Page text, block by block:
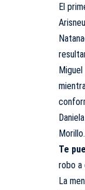
El
Morillo.
Te
robo a
La